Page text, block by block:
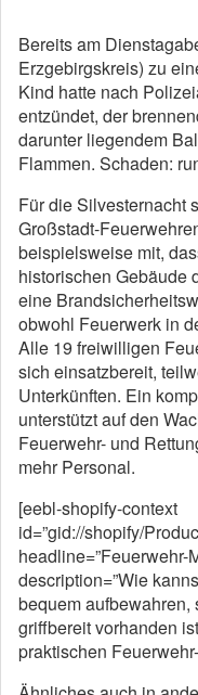
Bereits am
Erzgebirgskreis) zu
Kind hatte nach
entzündet, der
darunter liegendem
Flammen. Schaden:
Für die Silvesternacht
Großstadt-
beispielsweise mit,
historischen Gebäude
eine
obwohl Feuerwerk in
Alle 19 freiwilligen
sich einsatzbereit,
Unterkünften. Ein
unterstützt auf den
Feuerwehr- und
mehr Personal.
[eebl-shopify-context
id=”gid://shopify/
headline=”Feuerwehr-
description=”Wie
bequem
griffbereit vorhanden
praktischen